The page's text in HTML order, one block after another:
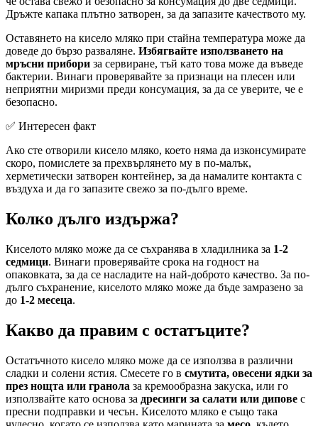
Дръжте капака плътно затворен, за да запазите качеството му.
Оставянето на кисело мляко при стайна температура може да
доведе до бързо разваляне. Избягвайте използването на
мръсни прибори за сервиране, тъй като това може да въведе
бактерии. Винаги проверявайте за признаци на плесен или
неприятни миризми преди консумация, за да се уверите, че е
безопасно.
✅ Интересен факт
Ако сте отворили кисело мляко, което няма да изконсумирате
скоро, помислете за прехвърлянето му в по-малък,
херметически затворен контейнер, за да намалите контакта с
въздуха и да го запазите свежо за по-дълго време.
Колко дълго издържа?
Киселото мляко може да се съхранява в хладилника за 1-2
седмици. Винаги проверявайте срока на годност на
опаковката, за да се насладите на най-доброто качество. За по-
дълго съхранение, киселото мляко може да бъде замразено за
до 1-2 месеца.
Какво да правим с остатъците?
Остатъчното кисело мляко може да се използва в различни
сладки и солени ястия. Смесете го в смутита, овесени ядки за
през нощта или гранола за кремообразна закуска, или го
използвайте като основа за дресинги за салати или дипове с
пресни подправки и чесън. Киселото мляко е също така